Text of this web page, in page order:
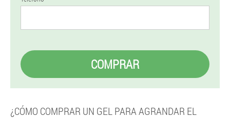
COMPRAR
¿CÓMO COMPRAR UN GEL PARA AGRANDAR EL